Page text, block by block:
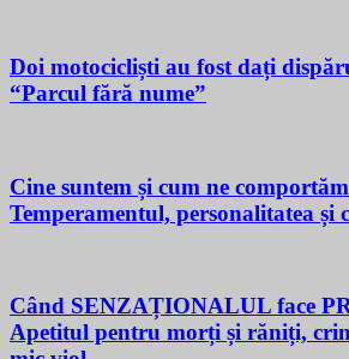
Doi motocicliști au fost dați
“Parcul fără nume”
Cine suntem și cum ne
Temperamentul, personalitatea și
Când SENZAȚIONALUL face
Apetitul pentru morți și răniți,